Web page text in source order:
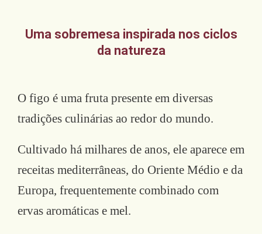
Uma sobremesa inspirada nos ciclos
da natureza
O figo é uma fruta presente em diversas
tradições culinárias ao redor do mundo.
Cultivado há milhares de anos, ele aparece em
receitas mediterrâneas, do Oriente Médio e da
Europa, frequentemente combinado com
ervas aromáticas e mel.